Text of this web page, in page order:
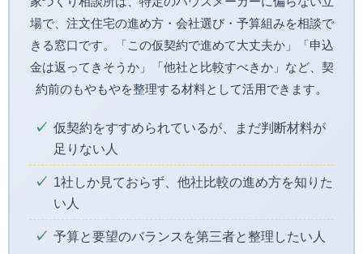
場で、注文住宅の進め方・会社選び・予算組みを相談で
きる窓口です。「この仮契約で進めて大丈夫か」「申込
金は返ってきそうか」「他社と比較すべきか」など、契
約前のもやもやを整理する材料として活用できます。
仮契約をすすめられているが、まだ判断材料が
足りない人
1社しか見ておらず、他社比較の進め方を知りた
い人
予算と要望のバランスを第三者と整理したい人